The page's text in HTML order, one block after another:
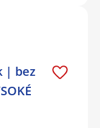
| bez